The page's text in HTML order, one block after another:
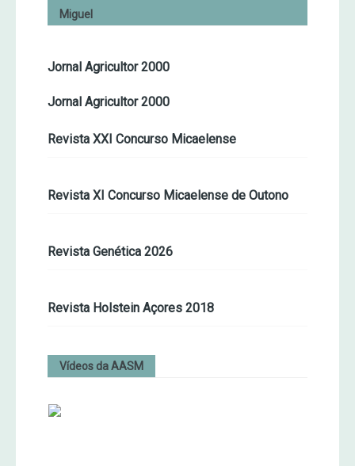
Miguel
Jornal Agricultor 2000
Jornal Agricultor 2000
Revista XXI Concurso Micaelense
Revista XI Concurso Micaelense de Outono
Revista Genética 2026
Revista Holstein Açores 2018
Vídeos da AASM